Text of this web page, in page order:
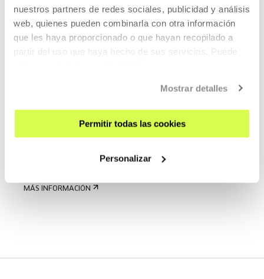
nuestros partners de redes sociales, publicidad y análisis
web, quienes pueden combinarla con otra información
que les haya proporcionado o que hayan recopilado a
partir del uso que haya hecho de sus servicios. Puede
Mostrar detalles
Permitir todas las cookies
Personalizar
Nader Koochaki
sociología y desde 2008 des...
MÁS INFORMACIÓN